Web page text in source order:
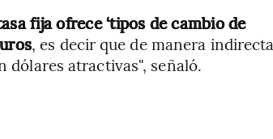
fija ofrece ‘tipos de cambio de
, es decir que de manera indirecta
dólares atractivas", señaló.